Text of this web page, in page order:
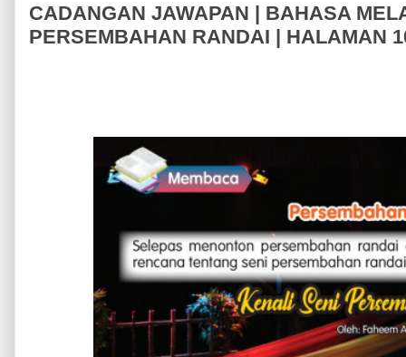
CADANGAN JAWAPAN | BAHASA
PERSEMBAHAN RANDAI | HALAMAN